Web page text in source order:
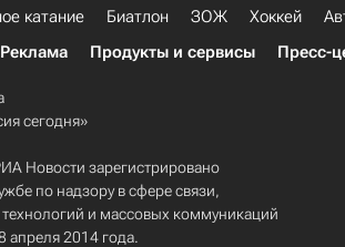
катание Биатлон ЗОЖ Хоккей
Реклама Продукты и сервисы Пресс-
сегодня»
Новости зарегистрировано
по надзору в сфере связи,
и массовых коммуникаций
апреля 2014 года.